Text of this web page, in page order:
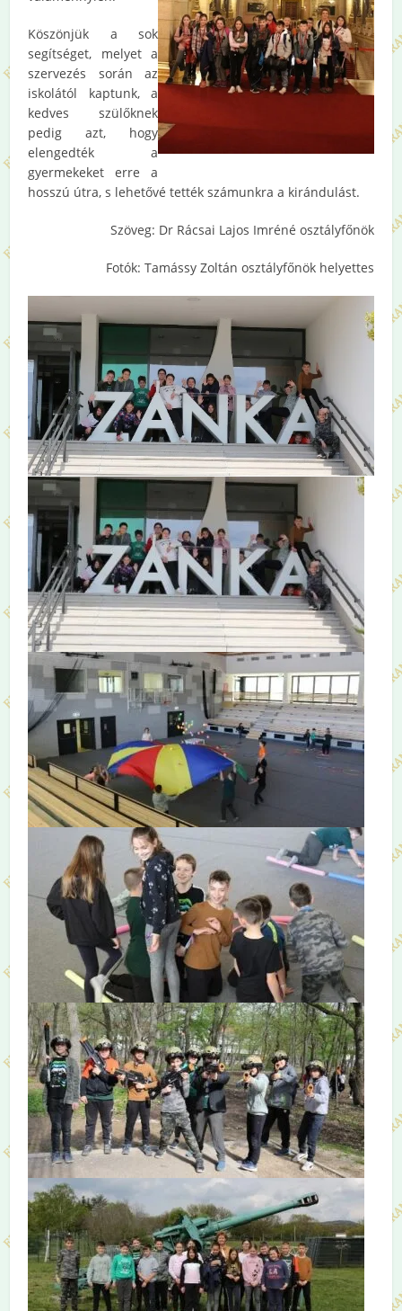
Köszönjük a sok
segítséget, melyet a
szervezés során az
iskolától kaptunk, a
kedves szülőknek
pedig azt, hogy
elengedték a
gyermekeket erre a
hosszú útra, s lehetővé tették számunkra a kirándulást.
Szöveg: Dr Rácsai Lajos Imréné osztályfőnök
Fotók: Tamássy Zoltán osztályfőnök helyettes